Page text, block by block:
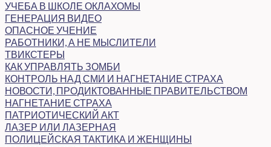
УЧЕБА В ШКОЛЕ ОКЛАХОМЫ
ГЕНЕРАЦИЯ ВИДЕО
ОПАСНОЕ УЧЕНИЕ
РАБОТНИКИ, А НЕ МЫСЛИТЕЛИ
ТВИКСТЕРЫ
КАК УПРАВЛЯТЬ ЗОМБИ
КОНТРОЛЬ НАД СМИ И НАГНЕТАНИЕ СТРАХА
НОВОСТИ, ПРОДИКТОВАННЫЕ ПРАВИТЕЛЬСТВОМ
НАГНЕТАНИЕ СТРАХА
ПАТРИОТИЧЕСКИЙ АКТ
ЛАЗЕР ИЛИ ЛАЗЕРНАЯ
ПОЛИЦЕЙСКАЯ ТАКТИКА И ЖЕНЩИНЫ